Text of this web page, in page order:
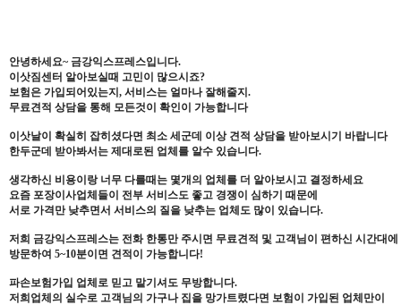
안녕하세요~ 금강익스프레스입니다.
이삿짐센터 알아보실때 고민이 많으시죠?
보험은 가입되어있는지, 서비스는 얼마나 잘해줄지.
무료견적 상담을 통해 모든것이 확인이 가능합니다
이삿날이 확실히 잡히셨다면 최소 세군데 이상 견적 상담을 받아보시기 바랍니다
한두군데 받아봐서는 제대로된 업체를 알수 있습니다.
생각하신 비용이랑 너무 다를때는 몇개의 업체를 더 알아보시고 결정하세요
요즘 포장이사업체들이 전부 서비스도 좋고 경쟁이 심하기 때문에
서로 가격만 낮추면서 서비스의 질을 낮추는 업체도 많이 있습니다.
저희 금강익스프레스는 전화 한통만 주시면 무료견적 및 고객님이 편하신 시간대에
방문하여 5~10분이면 견적이 가능합니다!
파손보험가입 업체로 믿고 맡기셔도 무방합니다.
저희업체의 실수로 고객님의 가구나 집을 망가트렸다면 보험이 가입된 업체만이